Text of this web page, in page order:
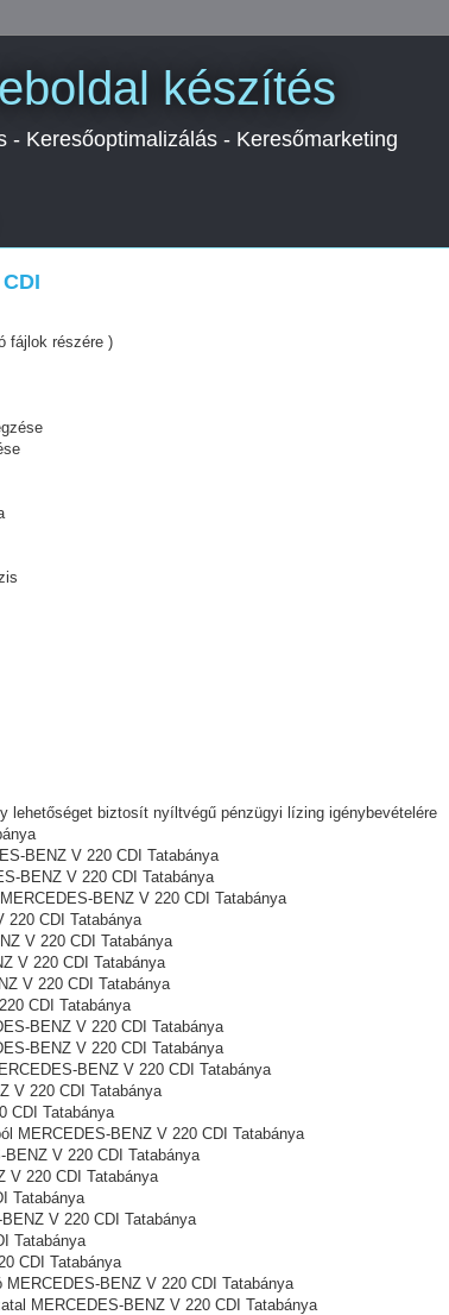
készítés
- Keresőoptimalizálás - Keresőmarketing
fájlok részére )
lehetőséget biztosít nyíltvégű pénzügyi lízing igénybevételére
BENZ V 220 CDI Tatabánya
BENZ V 220 CDI Tatabánya
BENZ V 220 CDI Tatabánya
220 CDI Tatabánya
V 220 CDI Tatabánya
V 220 CDI Tatabánya
V 220 CDI Tatabánya
CDI Tatabánya
BENZ V 220 CDI Tatabánya
BENZ V 220 CDI Tatabánya
BENZ V 220 CDI Tatabánya
V 220 CDI Tatabánya
CDI Tatabánya
MERCEDES-BENZ V 220 CDI Tatabánya
V 220 CDI Tatabánya
V 220 CDI Tatabánya
Tatabánya
V 220 CDI Tatabánya
Tatabánya
CDI Tatabánya
BENZ V 220 CDI Tatabánya
MERCEDES-BENZ V 220 CDI Tatabánya